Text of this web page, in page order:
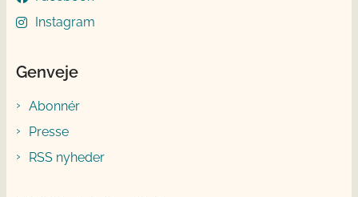
Instagram
Genveje
Abonnér
Presse
RSS nyheder